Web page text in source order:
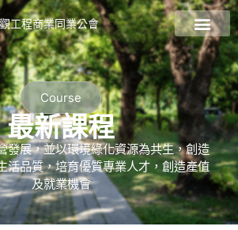
工程商業同業公會
Course
最新課程
發展，並以環境綠化資源為共生，創造
活品質，培育優質專業人才，創造產值
及就業機會